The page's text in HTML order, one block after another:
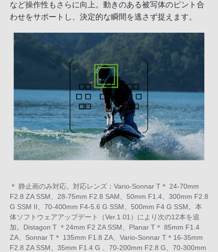
など操作性もさらに向上。動きのある被写体のピント合
わせをサポートし、決定的な瞬間を逃さず捉えます。
＊ 静止画のみ対応。対応レンズ：Vario-Sonnar T＊ 24-70mm
F2.8 ZA SSM、28-75mm F2.8 SAM、50mm F1.4、300mm F2.8
G SSM II、70-400mm F4-5.6 G SSM、500mm F4 G SSM。本
体ソフトウェアアップデート（Ver.1.01）により次の12本を追
加。Distagon T ＊24mm F2 ZA SSM、Planar T＊ 85mm F1.4
ZA、Sonnar T＊ 135mm F1.8 ZA、Vario-Sonnar T＊16-35mm
F2.8 ZA SSM、35mm F1.4 G 、70-200mm F2.8 G、70-300mm